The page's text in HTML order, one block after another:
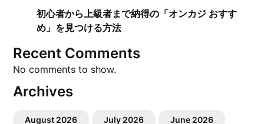
初心者から上級者まで納得の「オンカジ おすす
め」を見つける方法
Recent Comments
No comments to show.
Archives
August 2026 July 2026 June 2026